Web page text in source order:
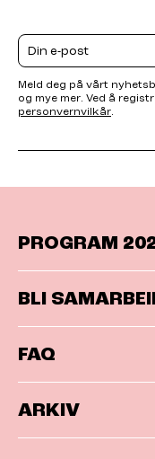
Email
Meld deg på vårt
og mye mer. Ved å
personvernvilkår
PROGRAM
BLI
FAQ
ARKIV